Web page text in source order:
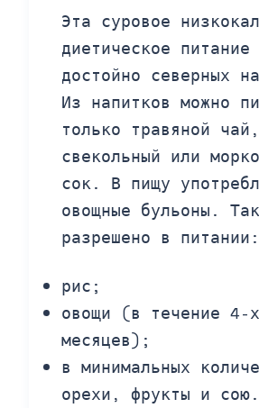
Эта суровое
диетическое питание
достойно северных
Из напитков можно
только травяной чай,
свекольный или
сок. В пищу
овощные бульоны.
разрешено в питании:
рис;
овощи (в течение 4-х
месяцев);
в минимальных
орехи, фрукты и сою.